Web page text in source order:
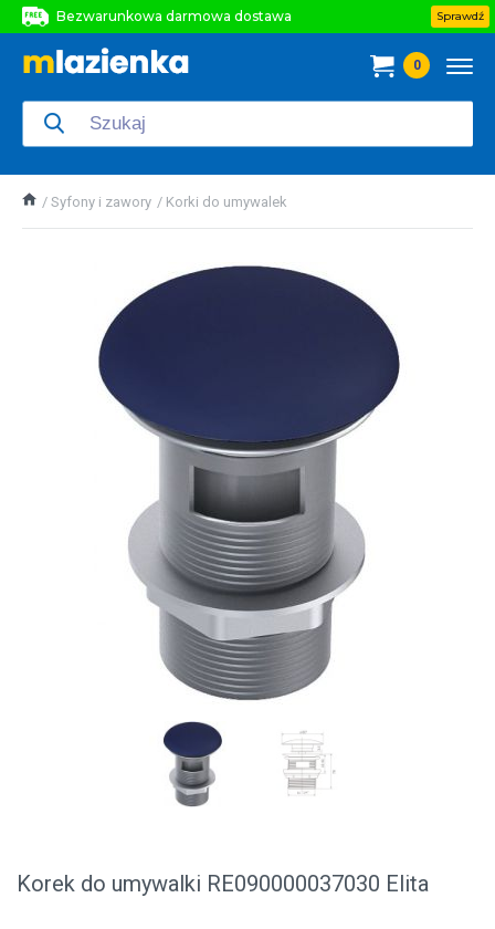
Bezwarunkowa darmowa dostawa
Bezwarunkowa darmowa dostawa
Sprawdź
0
Syfony i zawory Korki do umywalek
Korek do umywalki RE090000037030 Elita